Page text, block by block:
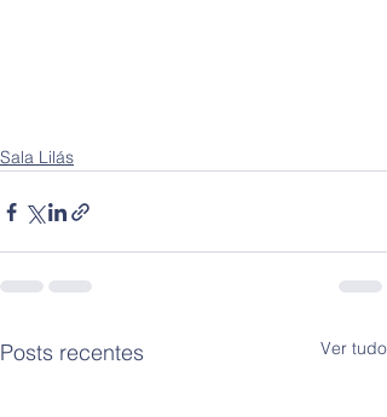
Sala Lilás
Posts recentes Ver tudo